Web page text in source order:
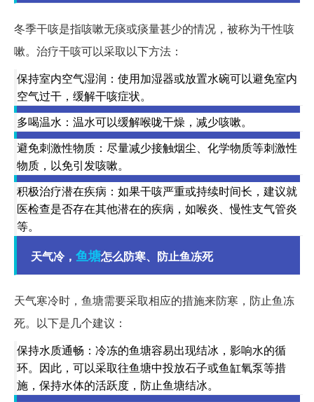
冬季干咳是指咳嗽无痰或痰量甚少的情况，被称为干性咳
嗽。治疗干咳可以采取以下方法：
保持室内空气湿润：使用加湿器或放置水碗可以避免室内
空气过干，缓解干咳症状。
多喝温水：温水可以缓解喉咙干燥，减少咳嗽。
避免刺激性物质：尽量减少接触烟尘、化学物质等刺激性
物质，以免引发咳嗽。
积极治疗潜在疾病：如果干咳严重或持续时间长，建议就
医检查是否存在其他潜在的疾病，如喉炎、慢性支气管炎
等。
天气冷， 鱼塘怎么防寒、防止鱼冻死
天气寒冷时，鱼塘需要采取相应的措施来防寒，防止鱼冻
死。以下是几个建议：
保持水质通畅：冷冻的鱼塘容易出现结冰，影响水的循
环。因此，可以采取往鱼塘中投放石子或鱼缸氧泵等措
施，保持水体的活跃度，防止鱼塘结冰。